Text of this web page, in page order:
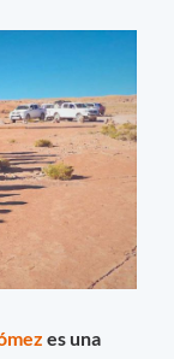
es una